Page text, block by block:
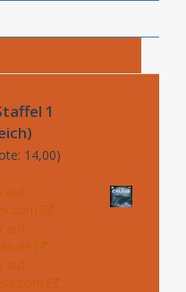
1
14,00)
auf
auf
auf